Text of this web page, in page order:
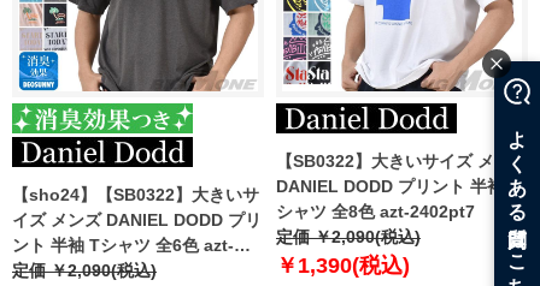
【sho24】【SB0322】大きいサ
イズ メンズ DANIEL DODD プリ
ント 半袖 Tシャツ 全6色 azt-
2402pt6
定価 ￥2,090(税込)
【SB0322】大きいサイズ メンズ
DANIEL DODD プリント 半袖 T
シャツ 全8色 azt-2402pt7
定価 ￥2,090(税込)
￥1,390(税込)